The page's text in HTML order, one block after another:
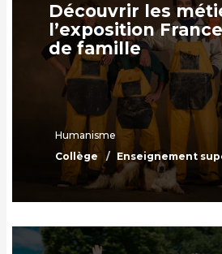
Découvrir les
l’exposition
de famille
Humanisme
Collège
Enseignement